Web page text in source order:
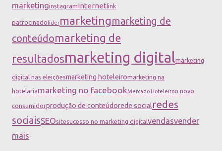
marketinginstagraminternetlink
patrocinadolídermarketingmarketing de
conteúdomarketing de
resultadosmarketing digitalmarketing
digital nas eleiçõesmarketing hoteleiromarketing na
hotelariamarketing no facebookMercado Hoteleiroo novo
consumidorprodução de conteúdorede socialredes
sociaisSEOsitesucesso no marketing digitalvendasvender
mais